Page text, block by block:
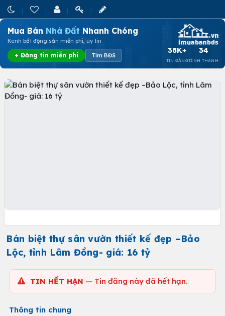
Mua Bán Nhà Đất Nhanh Chóng
Kênh bất động sản miễn phí, uy tín
+ Đăng tin miễn phí Tìm BĐS
38K+
TIN ĐĂNG
34
TỈNH THÀNH
Bán biệt thự sân vườn thiết kế đẹp –Bảo
Lộc, tỉnh Lâm Đồng- giá: 16 tỷ
TIN HẾT HẠN — Tin đăng này đã hết hạn.
Thông tin chung